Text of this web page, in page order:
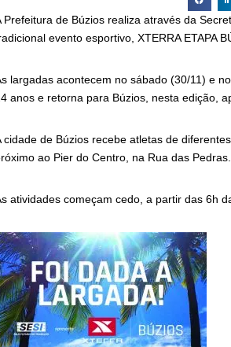
Prefeitura de Búzios realiza através da
evento esportivo, XTERRA ETAPA
largadas acontecem no sábado (30/11) e
anos e retorna para Búzios, nesta edição,
cidade de Búzios recebe atletas de
ao Pier do Centro, na Rua das Pedras.
atividades começam cedo, a partir das 6h